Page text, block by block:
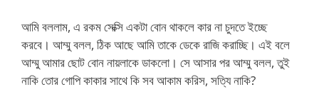
আমি বললাম, এ রকম সেক্সি একটা বোন থাকলে কার না চুদতে ইচ্ছে
করবে। আম্মু বলল, ঠিক আছে আমি তাকে ডেকে রাজি করাচ্ছি। এই বলে
আম্মু আমার ছোট বোন নায়লাকে ডাকলো। সে আসার পর আম্মু বলল, তুই
নাকি তোর গোপি কাকার সাথে কি সব আকাম করিস, সত্যি নাকি?